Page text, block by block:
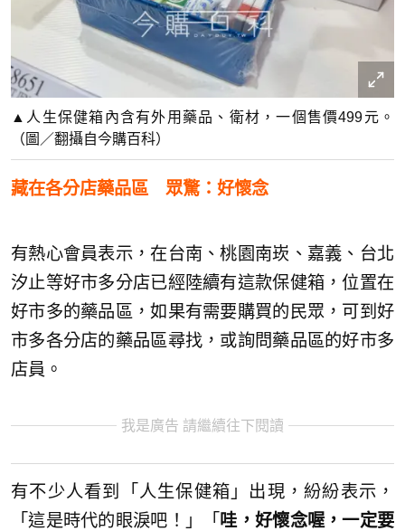
▲人生保健箱內含有外用藥品、衛材，一個售價499元。
（圖／翻攝自今購百科）
藏在各分店藥品區 眾驚：好懷念
有熱心會員表示，在台南、桃園南崁、嘉義、台北
汐止等好市多分店已經陸續有這款保健箱，位置在
好市多的藥品區，如果有需要購買的民眾，可到好
市多各分店的藥品區尋找，或詢問藥品區的好市多
店員。
我是廣告 請繼續往下閱讀
有不少人看到「人生保健箱」出現，紛紛表示，
「這是時代的眼淚吧！」「 哇，好懷念喔，一定要